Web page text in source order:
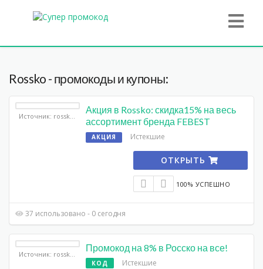
Rossko - промокоды и купоны:
Источник: rossko.ru
Акция в Rossko: скидка15% на весь
ассортимент бренда FEBEST
АКЦИЯ Истекшие
ОТКРЫТЬ
100% УСПЕШНО
37 использовано - 0 сегодня
Источник: rossko.ru
Промокод на 8% в Росско на все!
КОД Истекшие